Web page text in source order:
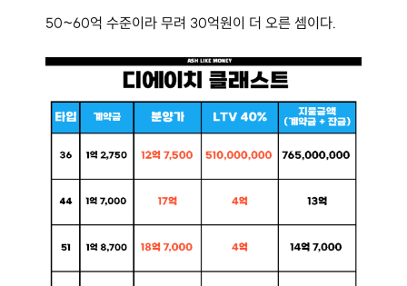
50~60억 수준이라 무려 30억원이 더 오른 셈이다.